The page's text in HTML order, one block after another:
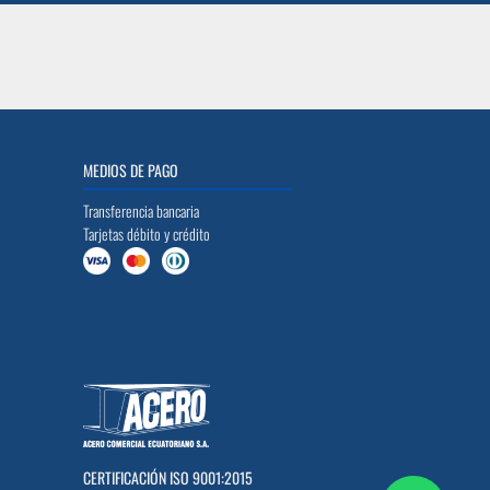
MEDIOS DE PAGO
Transferencia bancaria
Tarjetas débito y crédito
CERTIFICACIÓN ISO 9001:2015